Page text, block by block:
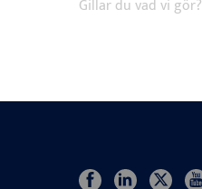
Gillar du vad vi gör?